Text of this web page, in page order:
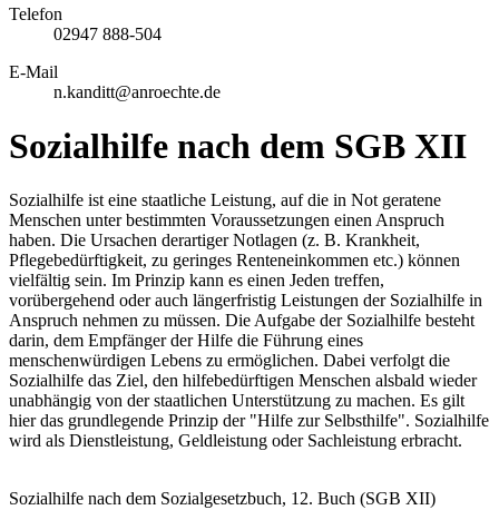
Telefon
02947 888-504
E-Mail
n.kanditt@anroechte.de
Sozialhilfe nach dem SGB XII
Sozialhilfe ist eine staatliche Leistung, auf die in Not geratene
Menschen unter bestimmten Voraussetzungen einen Anspruch
haben. Die Ursachen derartiger Notlagen (z. B. Krankheit,
Pflegebedürftigkeit, zu geringes Renteneinkommen etc.) können
vielfältig sein. Im Prinzip kann es einen Jeden treffen,
vorübergehend oder auch längerfristig Leistungen der Sozialhilfe in
Anspruch nehmen zu müssen. Die Aufgabe der Sozialhilfe besteht
darin, dem Empfänger der Hilfe die Führung eines
menschenwürdigen Lebens zu ermöglichen. Dabei verfolgt die
Sozialhilfe das Ziel, den hilfebedürftigen Menschen alsbald wieder
unabhängig von der staatlichen Unterstützung zu machen. Es gilt
hier das grundlegende Prinzip der "Hilfe zur Selbsthilfe". Sozialhilfe
wird als Dienstleistung, Geldleistung oder Sachleistung erbracht.
Sozialhilfe nach dem Sozialgesetzbuch, 12. Buch (SGB XII)